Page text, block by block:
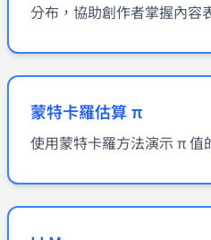
分布，協助創作者掌握內容
蒙特卡羅估算 π
使用蒙特卡羅方法演示 π 值